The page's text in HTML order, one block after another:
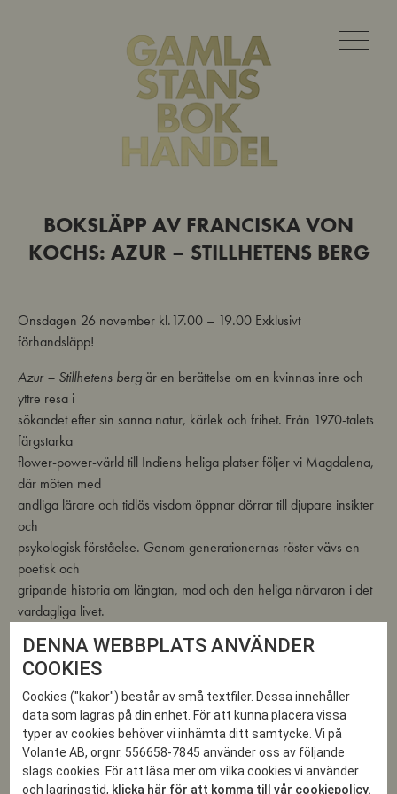
BOKSLÄPP AV FRANCISKA VON
KOCHS: AZUR – STILLHETENS BERG
Onsdagen 26 november kl.17.00 – 19.00 Exklusivt
förhandsläpp!
Azur – Stillhetens bergär en berättelse om en kvinnas inre och
yttre resa i
sökandet efter sin sanna natur, kärlek och frihet. Från 1970-talets
färgstarka
flower-power-värld till Indiens heliga platser följer vi Magdalena,
där möten med
andliga lärare och tidlös visdom öppnar dörrar till djupare insikter
och
psykologisk förståelse. Genom generationernas röster vävs en
poetisk och
gripande historia om längtan, mod och den heliga närvaron i det
vardagliga livet.
Franciska von Koch(född 1955) är
författare, konstnär/musiker och lärare i
buddhistisk meditation (Vipassana). Hon
har en examen i psykoterapi och Expressive
Arts och har i över tre decennier väglett
människor genom samtal och meditation.
Azur – Stillhetens bergär Franciska von
DENNA WEBBPLATS ANVÄNDER
COOKIES
Cookies ("kakor") består av små textfiler. Dessa innehåller
data som lagras på din enhet. För att kunna placera vissa
typer av cookies behöver vi inhämta ditt samtycke. Vi på
Volante AB, orgnr. 556658-7845 använder oss av följande
slags cookies. För att läsa mer om vilka cookies vi använder
och lagringstid, klicka här för att komma till vår cookiepolicy.